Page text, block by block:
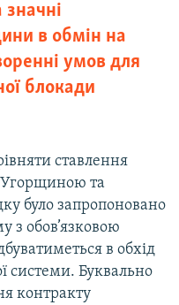
значні
в обмін на
умов для
блокади
ставлення
Угорщиною та
було запропоновано
з обов’язковою
в обхід
системи. Буквально
контракту